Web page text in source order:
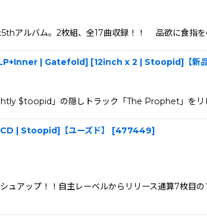
ルバム。2枚組、全17曲収録！！ 品欲に食指を
| Gatefold] [12inch x 2 | Stoopid]【新品
$toopid」の隠しトラック「The Prophet」をリ
| Stoopid]【ユーズド】 [477449]
ュアップ！！自主レーベルからリリース通算7枚